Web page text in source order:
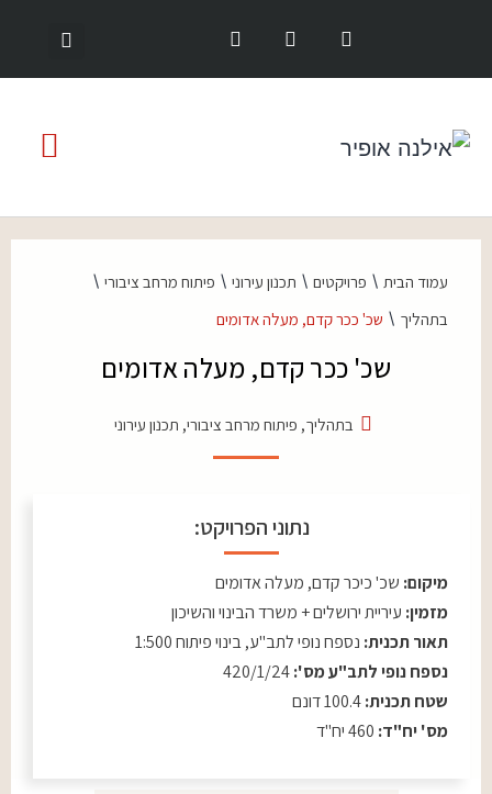
עמוד הבית \ פרויקטים \ תכנון עירוני \ פיתוח מרחב ציבורי \
בתהליך \ שכ' ככר קדם, מעלה אדומים
שכ' ככר קדם, מעלה אדומים
בתהליך, פיתוח מרחב ציבורי, תכנון עירוני
נתוני הפרויקט:
מיקום: שכ' כיכר קדם, מעלה אדומים
מזמין: עיריית ירושלים + משרד הבינוי והשיכון
תאור תכנית: נספח נופי לתב"ע, בינוי פיתוח 1:500
נספח נופי לתב"ע מס':
שטח תכנית:
מס' יח"ד: